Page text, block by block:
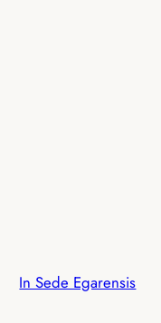
In Sede Egarensis